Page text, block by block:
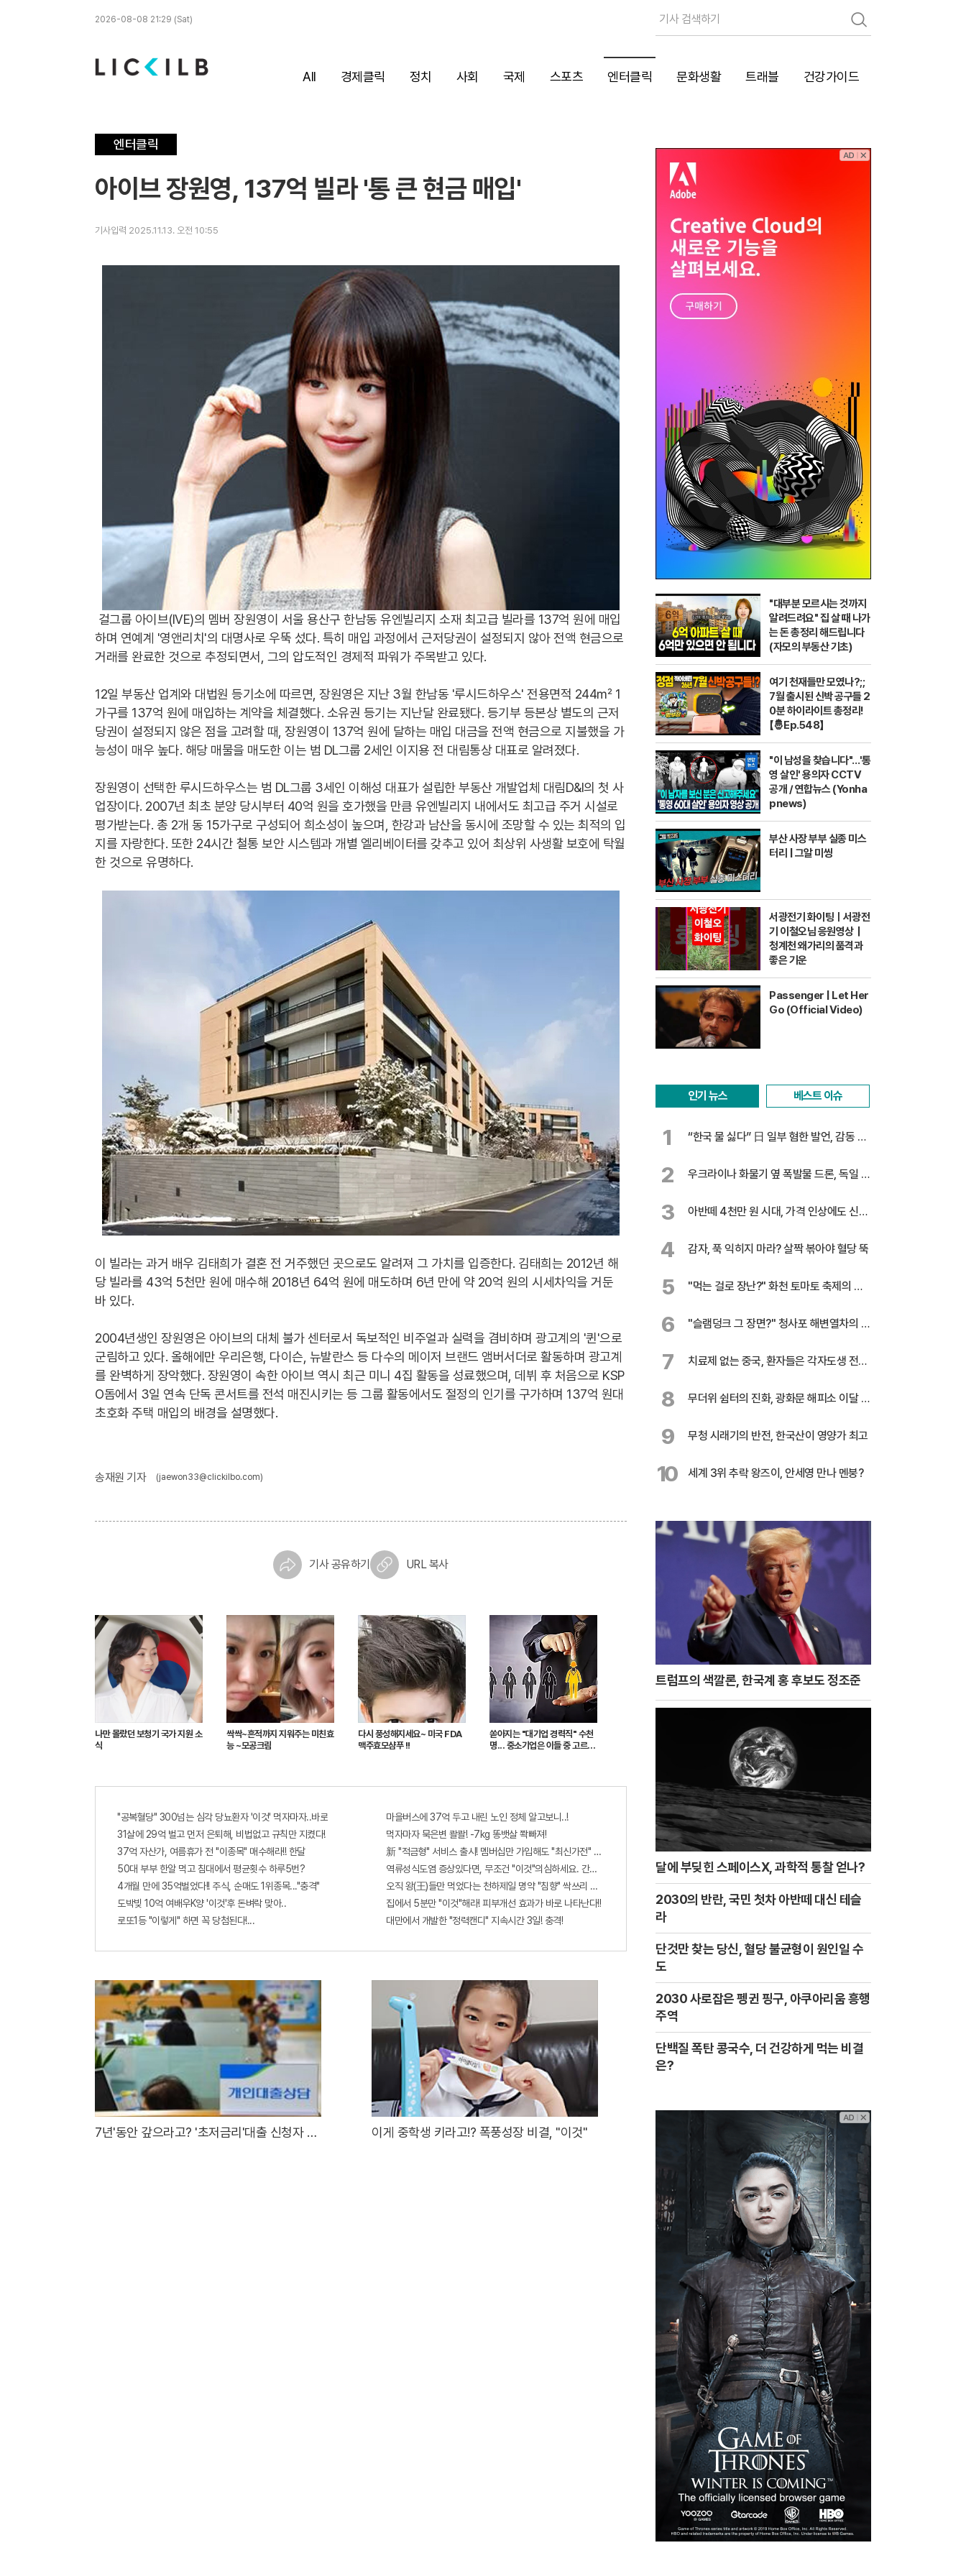
검
색
2026-08-08 21:29 (Sat)
All 경제클릭 정치 사회 국제 스포츠 엔터클릭 문화생활 트래블 건강가이드
엔터클릭
아이브 장원영, 137억 빌라 '통 큰 현금 매입'
기사입력 2025.11.13. 오전 10:55
걸그룹 아이브(IVE)의 멤버 장원영이 서울 용산구 한남동 유엔빌리지 소재 최고급 빌라를 137억 원에 매입
하며 연예계 '영앤리치'의 대명사로 우뚝 섰다. 특히 매입 과정에서 근저당권이 설정되지 않아 전액 현금으로
거래를 완료한 것으로 추정되면서, 그의 압도적인 경제적 파워가 주목받고 있다.
12일 부동산 업계와 대법원 등기소에 따르면, 장원영은 지난 3월 한남동 '루시드하우스' 전용면적 244㎡ 1
가구를 137억 원에 매입하는 계약을 체결했다. 소유권 등기는 지난달 완료됐다. 등기부 등본상 별도의 근저
당권이 설정되지 않은 점을 고려할 때, 장원영이 137억 원에 달하는 매입 대금을 전액 현금으로 지불했을 가
능성이 매우 높다. 해당 매물을 매도한 이는 범 DL그룹 2세인 이지용 전 대림통상 대표로 알려졌다.
장원영이 선택한 루시드하우스는 범 DL그룹 3세인 이해성 대표가 설립한 부동산 개발업체 대림D&I의 첫 사
업장이다. 2007년 최초 분양 당시부터 40억 원을 호가했을 만큼 유엔빌리지 내에서도 최고급 주거 시설로
평가받는다. 총 2개 동 15가구로 구성되어 희소성이 높으며, 한강과 남산을 동시에 조망할 수 있는 최적의 입
지를 자랑한다. 또한 24시간 철통 보안 시스템과 개별 엘리베이터를 갖추고 있어 최상위 사생활 보호에 탁월
한 것으로 유명하다.
이 빌라는 과거 배우 김태희가 결혼 전 거주했던 곳으로도 알려져 그 가치를 입증한다. 김태희는 2012년 해
당 빌라를 43억 5천만 원에 매수해 2018년 64억 원에 매도하며 6년 만에 약 20억 원의 시세차익을 거둔
바 있다.
2004년생인 장원영은 아이브의 대체 불가 센터로서 독보적인 비주얼과 실력을 겸비하며 광고계의 '퀸'으로
군림하고 있다. 올해에만 우리은행, 다이슨, 뉴발란스 등 다수의 메이저 브랜드 앰버서더로 활동하며 광고계
를 완벽하게 장악했다. 장원영이 속한 아이브 역시 최근 미니 4집 활동을 성료했으며, 데뷔 후 처음으로 KSP
O돔에서 3일 연속 단독 콘서트를 전석 매진시키는 등 그룹 활동에서도 절정의 인기를 구가하며 137억 원대
초호화 주택 매입의 배경을 설명했다.
송재원 기자 (jaewon33@clickilbo.com)
기사 공유하기 URL 복사
나만 몰랐던 보청기 국가 지원 소
식
싹싹~흔적까지 지워주는 미친효
능 ~모공크림
다시 풍성해지세요~ 미국 FDA
맥주효모샴푸 !!
쏟아지는 "대기업 경력직" 수천
명... 중소기업은 이들 중 고르면
"공복혈당" 300넘는 심각 당뇨환자 '이것' 먹자마자..바로
31살에 29억 벌고 먼저 은퇴해, 비법없고 규칙만 지켰다!
37억 자산가, 여름휴가 전 "이종목" 매수해라!! 한달
50대 부부 한알 먹고 침대에서 평균횟수 하루5번?
4개월 만에 35억벌었다!! 주식, 순매도 1위종목..."충격"
도박빚 10억 여배우K양 '이것'후 돈벼락 맞아..
로또1등 "이렇게" 하면 꼭 당첨된다!...
마을버스에 37억 두고 내린 노인 정체 알고보니..!
먹자마자 묵은변 콸콸! -7kg 똥뱃살 쫙빠져!
新 "적금형" 서비스 출시! 멤버십만 가입해도 "최신가전" 선착순 100% 무료 경품지원!!
역류성식도염 증상있다면, 무조건 "이것"의심하세요. 간단치료법 나왔다!
오직 왕(王)들만 먹었다는 천하제일 명약 "침향" 싹쓰리 완판!! 왜 난리났나 봤더니..경악!
집에서 5분만 "이것"해라! 피부개선 효과가 바로 나타난다!!
대만에서 개발한 "정력캔디" 지속시간 3일! 충격!
7년'동안 갚으라고? '초저금리'대출 신청자 몰
이게 중학생 키라고!? 폭풍성장 비결, "이것"
"대부분 모르시는 것까지
알려드려요" 집 살 때 나가
는 돈 총정리 해드립니다
(자모의 부동산 기초)
여기 천재들만 모였나?;;
7월 출시된 신박 공구들 2
0분 하이라이트 총정리!
【🤴Ep.548】
"이 남성을 찾습니다"…'통
영 살인' 용의자 CCTV
공개 / 연합뉴스 (Yonha
pnews)
부산 사장 부부 실종 미스
터리 | 그알 미씽
서광전기 화이팅ㅣ서광전
기 이철오님 응원영상｜
청계천 왜가리의 품격과
좋은 기운
Passenger | Let Her
Go (Official Video)
인기 뉴스 베스트 이슈
1 “한국 물 싫다” 日 일부 혐한 발언, 감동 찬
2 우크라이나 화물기 옆 폭발물 드론, 독일 대
테러 수사
3 아반떼 4천만 원 시대, 가격 인상에도 신기
록 행진
4 감자, 푹 익히지 마라? 살짝 볶아야 혈당 뚝
5 "먹는 걸로 장난?" 화천 토마토 축제의 반
전
6 "슬램덩크 그 장면?" 청사포 해변열차의 유
혹
7 치료제 없는 중국, 환자들은 각자도생 전쟁
8 무더위 쉼터의 진화, 광화문 해피소 이달 말
까지 연장
9 무청 시래기의 반전, 한국산이 영양가 최고
10 세계 3위 추락 왕즈이, 안세영 만나 멘붕?
트럼프의 색깔론, 한국계 홍 후보도 정조준
달에 부딪힌 스페이스X, 과학적 통찰 얻나?
2030의 반란, 국민 첫차 아반떼 대신 테슬
라
단것만 찾는 당신, 혈당 불균형이 원인일 수
도
2030 사로잡은 펭귄 핑구, 아쿠아리움 흥행
주역
단백질 폭탄 콩국수, 더 건강하게 먹는 비결
은?